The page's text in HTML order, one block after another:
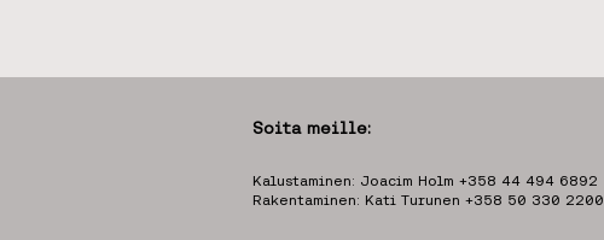
Soita meille:
Kalustaminen: Joacim Holm +358 44 494 6892
Rakentaminen: Kati Turunen +358 50 330 2200